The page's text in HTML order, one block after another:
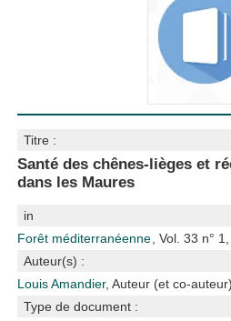
Titre :
Santé des chênes-lièges et
dans les Maures
in
Forêt méditerranéenne , Vol. 33 n°
Auteur(s) :
Louis Amandier, Auteur (et co-auteur)
Type de document :